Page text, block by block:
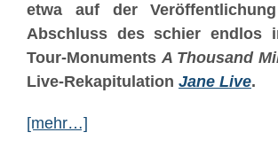
etwa auf der
Abschluss des schier endlos
Tour-Monuments A Thousand
Live-Rekapitulation Jane Live.
[mehr…]